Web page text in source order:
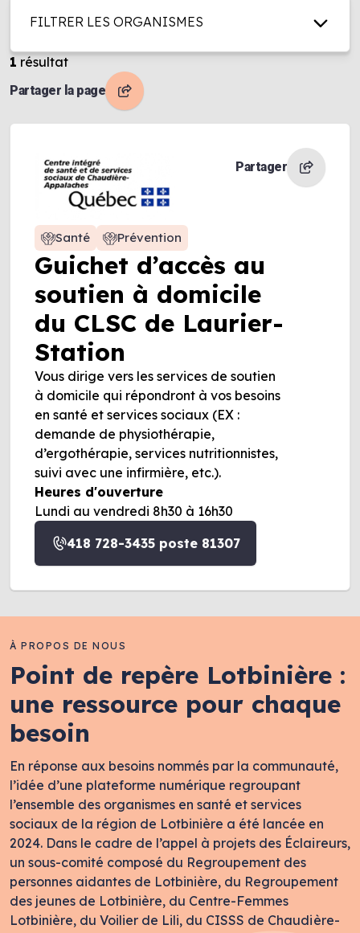
FILTRER LES ORGANISMES
1 résultat
Partager la page
Guichet d’accès au
soutien à domicile
du CLSC de Laurier-
Station
Partager
Santé Prévention
Vous dirige vers les services de soutien
à domicile qui répondront à vos besoins
en santé et services sociaux (EX :
demande de physiothérapie,
d’ergothérapie, services nutritionnistes,
suivi avec une infirmière, etc.).
Heures d'ouverture
Lundi au vendredi 8h30 à 16h30
418 728-3435 poste 81307
À PROPOS DE NOUS
Point de repère Lotbinière :
une ressource pour chaque
besoin
En réponse aux besoins nommés par la communauté,
l’idée d’une plateforme numérique regroupant
l’ensemble des organismes en santé et services
sociaux de la région de Lotbinière a été lancée en
2024. Dans le cadre de l’appel à projets des Éclaireurs,
un sous-comité composé du Regroupement des
personnes aidantes de Lotbinière, du Regroupement
des jeunes de Lotbinière, du Centre-Femmes
Lotbinière, du Voilier de Lili, du CISSS de Chaudière-